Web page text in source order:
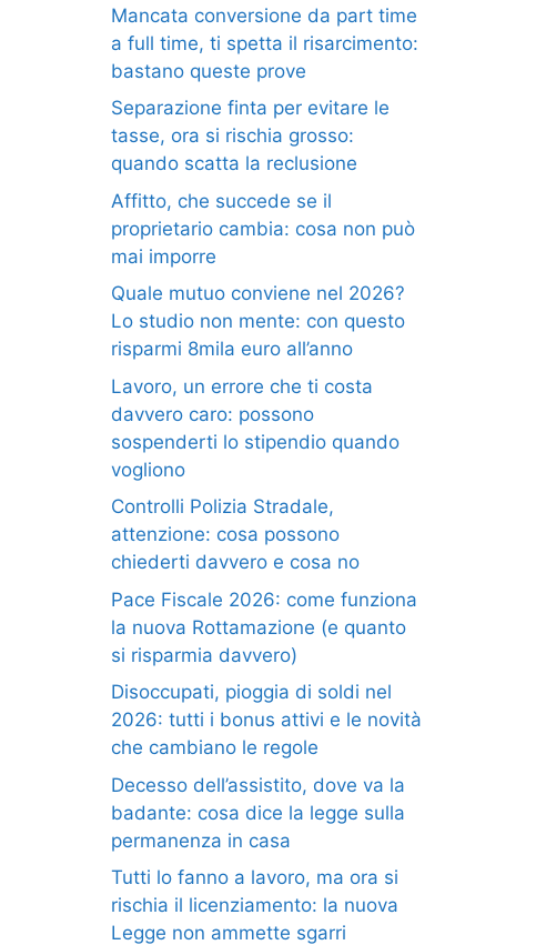
Mancata conversione da part time
a full time, ti spetta il risarcimento:
bastano queste prove
Separazione finta per evitare le
tasse, ora si rischia grosso:
quando scatta la reclusione
Affitto, che succede se il
proprietario cambia: cosa non può
mai imporre
Quale mutuo conviene nel 2026?
Lo studio non mente: con questo
risparmi 8mila euro all’anno
Lavoro, un errore che ti costa
davvero caro: possono
sospenderti lo stipendio quando
vogliono
Controlli Polizia Stradale,
attenzione: cosa possono
chiederti davvero e cosa no
Pace Fiscale 2026: come funziona
la nuova Rottamazione (e quanto
si risparmia davvero)
Disoccupati, pioggia di soldi nel
2026: tutti i bonus attivi e le novità
che cambiano le regole
Decesso dell’assistito, dove va la
badante: cosa dice la legge sulla
permanenza in casa
Tutti lo fanno a lavoro, ma ora si
rischia il licenziamento: la nuova
Legge non ammette sgarri